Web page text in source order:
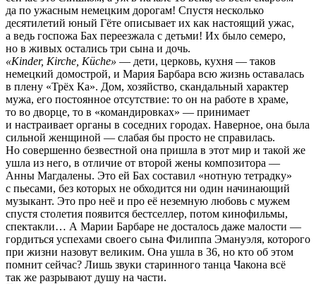
да по ужасным немецким дорогам! Спустя несколько
десятилетий юный Гёте описывает их как настоящий ужас,
а ведь госпожа Бах переезжала с детьми! Их было семеро,
но в живых остались три сына и дочь.
«Kinder, Kirche, Küche» — дети, церковь, кухня — таков
немецкий домострой, и Мария Барбара всю жизнь оставалась
в плену «Трёх Ка». Дом, хозяйство, скандальный характер
мужа, его постоянное отсутствие: то он на работе в храме,
то во дворце, то в «командировках» — принимает
и настраивает органы в соседних городах. Наверное, она была
сильной женщиной — слабая бы просто не справилась.
Но совершенно безвестной она пришла в этот мир и такой же
ушла из него, в отличие от второй жены композитора —
Анны Магдалены. Это ей Бах составил «нотную тетрадку»
с пьесами, без которых не обходится ни один начинающий
музыкант. Это про неё и про её неземную любовь с мужем
спустя столетия появится бестселлер, потом кинофильмы,
спектакли… А Марии Барбаре не досталось даже малости —
гордиться успехами своего сына Филиппа Эмануэля, которого
при жизни назовут великим. Она ушла в 36, но кто об этом
помнит сейчас? Лишь звуки старинного танца Чакона всё
так же разрывают душу на части.